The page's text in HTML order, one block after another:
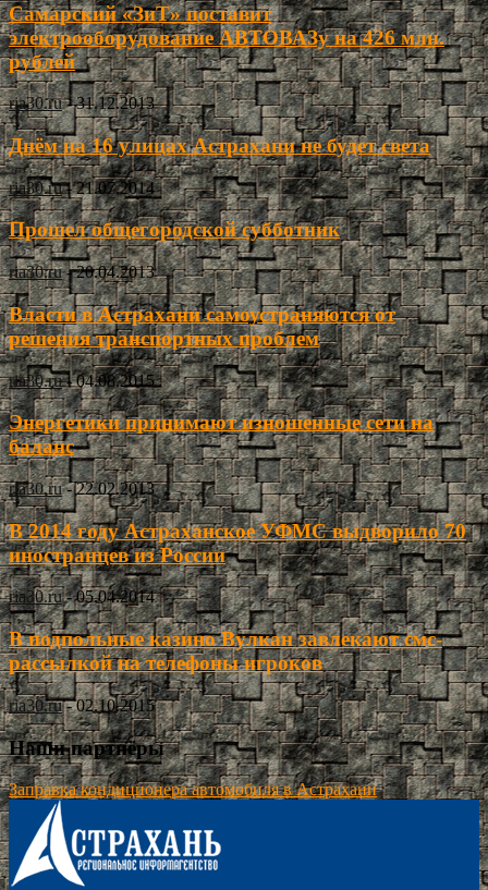
Самарский «ЗиТ» поставит
электрооборудование АВТОВАЗу на 426 млн.
рублей
ria30.ru - 31.12.2013
Днём на 16 улицах Астрахани не будет света
ria30.ru - 21.07.2014
Прошел общегородской субботник
ria30.ru - 20.04.2013
Власти в Астрахани самоустраняются от
решения транспортных проблем
ria30.ru - 04.08.2015
Энергетики принимают изношенные сети на
баланс
ria30.ru - 22.02.2013
В 2014 году Астраханское УФМС выдворило 70
иностранцев из России
ria30.ru - 05.04.2014
В подпольные казино Вулкан завлекают смс-
рассылкой на телефоны игроков
ria30.ru - 02.10.2015
Наши партнёры
Заправка кондиционера автомобиля в Астрахани